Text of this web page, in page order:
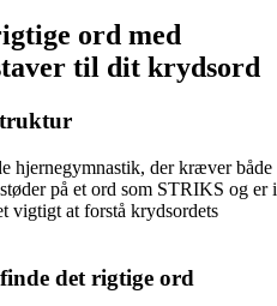
ord med
til dit krydsord
hjernegymnastik, der kræver både
på et ord som STRIKS og er i
vigtigt at forstå krydsordets
det rigtige ord